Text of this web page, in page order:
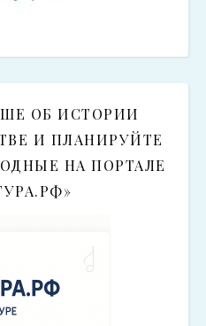
ОБ ИСТОРИИ
И ПЛАНИРУЙТЕ
НА ПОРТАЛЕ